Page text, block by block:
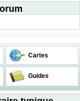
Cartes
Guides